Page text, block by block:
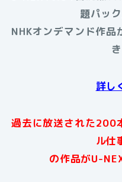
題パッ
NHKオンデマンド作
詳し
過去に放送された200
ル仕
の作品がU-